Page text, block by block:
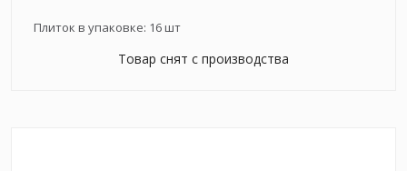
Плиток в упаковке: 16шт
Товар снят с производства